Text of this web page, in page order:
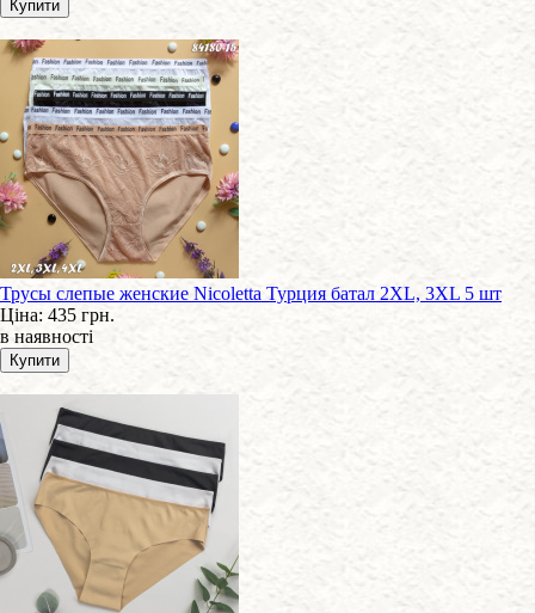
Трусы слепые женские Nicoletta Турция батал 2XL, 3XL 5 шт
Ціна: 435 грн.
в наявності